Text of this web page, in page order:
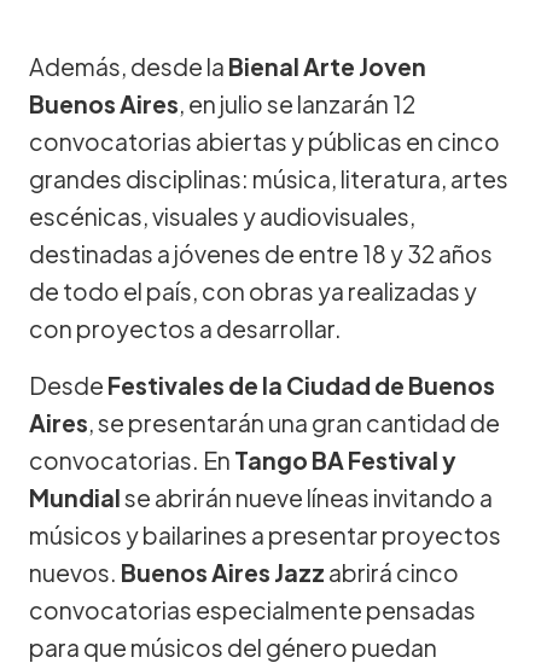
Además, desde la Bienal Arte Joven
Buenos Aires, en julio se lanzarán 12
convocatorias abiertas y públicas en cinco
grandes disciplinas: música, literatura, artes
escénicas, visuales y audiovisuales,
destinadas a jóvenes de entre 18 y 32 años
de todo el país, con obras ya realizadas y
con proyectos a desarrollar.
Desde Festivales de la Ciudad de Buenos
Aires, se presentarán una gran cantidad de
convocatorias. En Tango BA Festivaly
Mundialse abrirán nueve líneas invitando a
músicos y bailarines a presentar proyectos
nuevos. Buenos Aires Jazz abrirá cinco
convocatorias especialmente pensadas
para que músicos del género puedan